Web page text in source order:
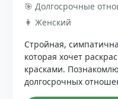
🎯 Долгосрочные
👩 Женский
Стройная,
которая хочет
красками.
долгосрочных